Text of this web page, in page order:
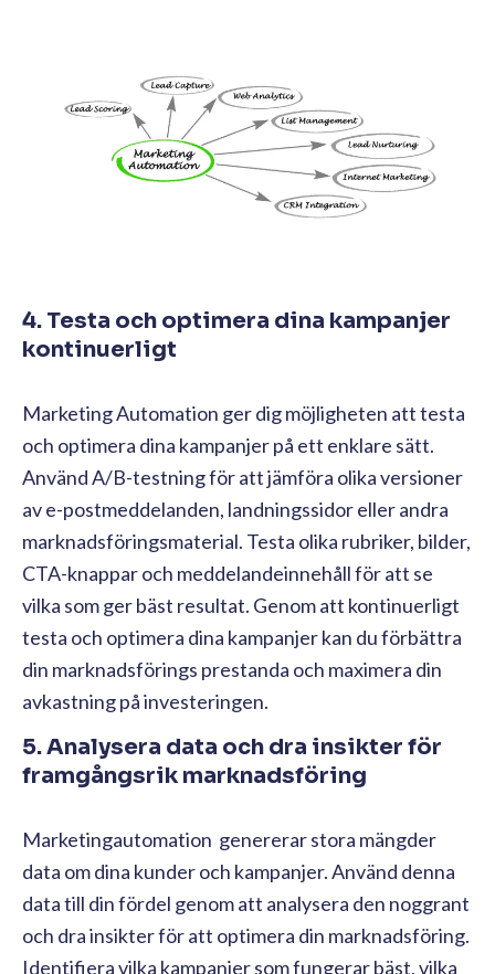
4. Testa och optimera dina kampanjer
kontinuerligt
Marketing Automation ger dig möjligheten att testa
och optimera dina kampanjer på ett enklare sätt.
Använd A/B-testning för att jämföra olika versioner
av e-postmeddelanden, landningssidor eller andra
marknadsföringsmaterial. Testa olika rubriker, bilder,
CTA-knappar och meddelandeinnehåll för att se
vilka som ger bäst resultat. Genom att kontinuerligt
testa och optimera dina kampanjer kan du förbättra
din marknadsförings prestanda och maximera din
avkastning på investeringen.
5. Analysera data och dra insikter för
framgångsrik marknadsföring
Marketingautomation genererar stora mängder
data om dina kunder och kampanjer. Använd denna
data till din fördel genom att analysera den noggrant
och dra insikter för att optimera din marknadsföring.
Identifiera vilka kampanjer som fungerar bäst, vilka